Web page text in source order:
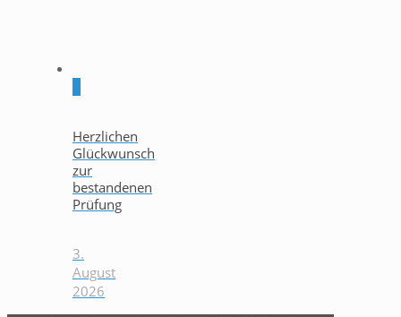
Herzlichen
Glückwunsch
zur
bestandenen
Prüfung
3.
August
2026